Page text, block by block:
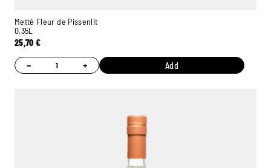
Metté Fleur de Pissenlit
0,35L
25,70€
− + Add